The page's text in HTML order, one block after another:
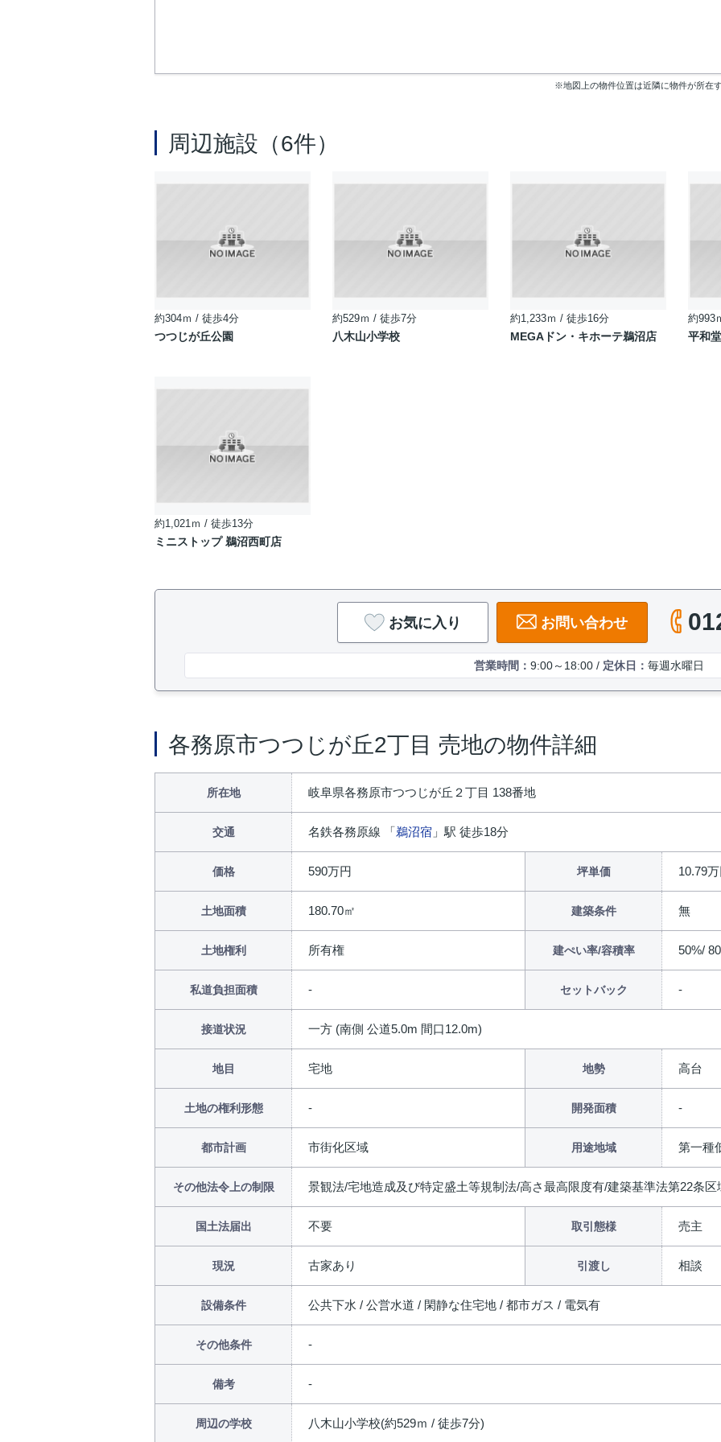
※地図上の物件位置は近隣に物件が所在
周辺施設（6件）
約304ｍ / 徒歩4分
つつじが丘公園
約529ｍ / 徒歩7分
八木山小学校
約1,233ｍ / 徒歩16分
MEGAドン・キホーテ鵜沼店
約993
平和
約1,021ｍ / 徒歩13分
ミニストップ 鵜沼西町店
お気に入り お問い合わせ
営業時間： 9:00～18:00 / 定休日： 毎週水曜日
各務原市つつじが丘2丁目 売地の物件詳細
所在地 岐阜県各務原市つつじが丘２丁目 138番地
交通 名鉄各務原線 「鵜沼宿 」駅 徒歩18分
価格 590万円 坪単価 10.79
土地面積 180.70㎡ 建築条件 無
土地権利 所有権 建ぺい率/容積率 50%/
私道負担面積 セットバック
接道状況 一方 (南側 公道5.0m 間口12.0m)
地目 宅地 地勢 高台
土地の権利形態 開発面積
都市計画 市街化区域 用途地域 第一種
その他法令上の制限 景観法/宅地造成及び特定盛土等規制法/高さ最高限度有/建築基準法第22条区
国土法届出 不要 取引態様 売主
現況 古家あり 引渡し 相談
設備条件 公共下水 / 公営水道 / 閑静な住宅地 / 都市ガス / 電気有
その他条件
備考
周辺の学校 八木山小学校(約529ｍ / 徒歩7分)